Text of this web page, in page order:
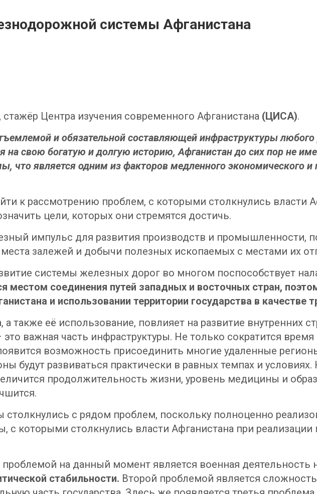
системы Афганистана
стажёр Центра изучения современного Афганистана (ЦИСА).
и обязательной составляющей инфраструктуры любого
на свою богатую и долгую историю, Афганистан до сих пор не
что является одним из факторов медленного экономического
к рассмотрению проблем, с которыми столкнулись власти
цели, которых они стремятся достичь.
импульс для развития производств и промышленности,
залежей и добычи полезных ископаемых с местами их
системы железных дорог во многом поспособствует
местом соединения путей западных и восточных стран,
и использовании территории государства в качестве
также её использование, повлияет на развитие внутренних
важная часть инфраструктуры. Не только сократится
возможность присоединить многие удаленные
будут развиваться практически в равных темпах и
продолжительность жизни, уровень медицины и
столкнулись с рядом проблем, поскольку полноценно
которыми столкнулись власти Афганистана при
на данный момент является военная деятельность
стабильности. Второй проблемой является